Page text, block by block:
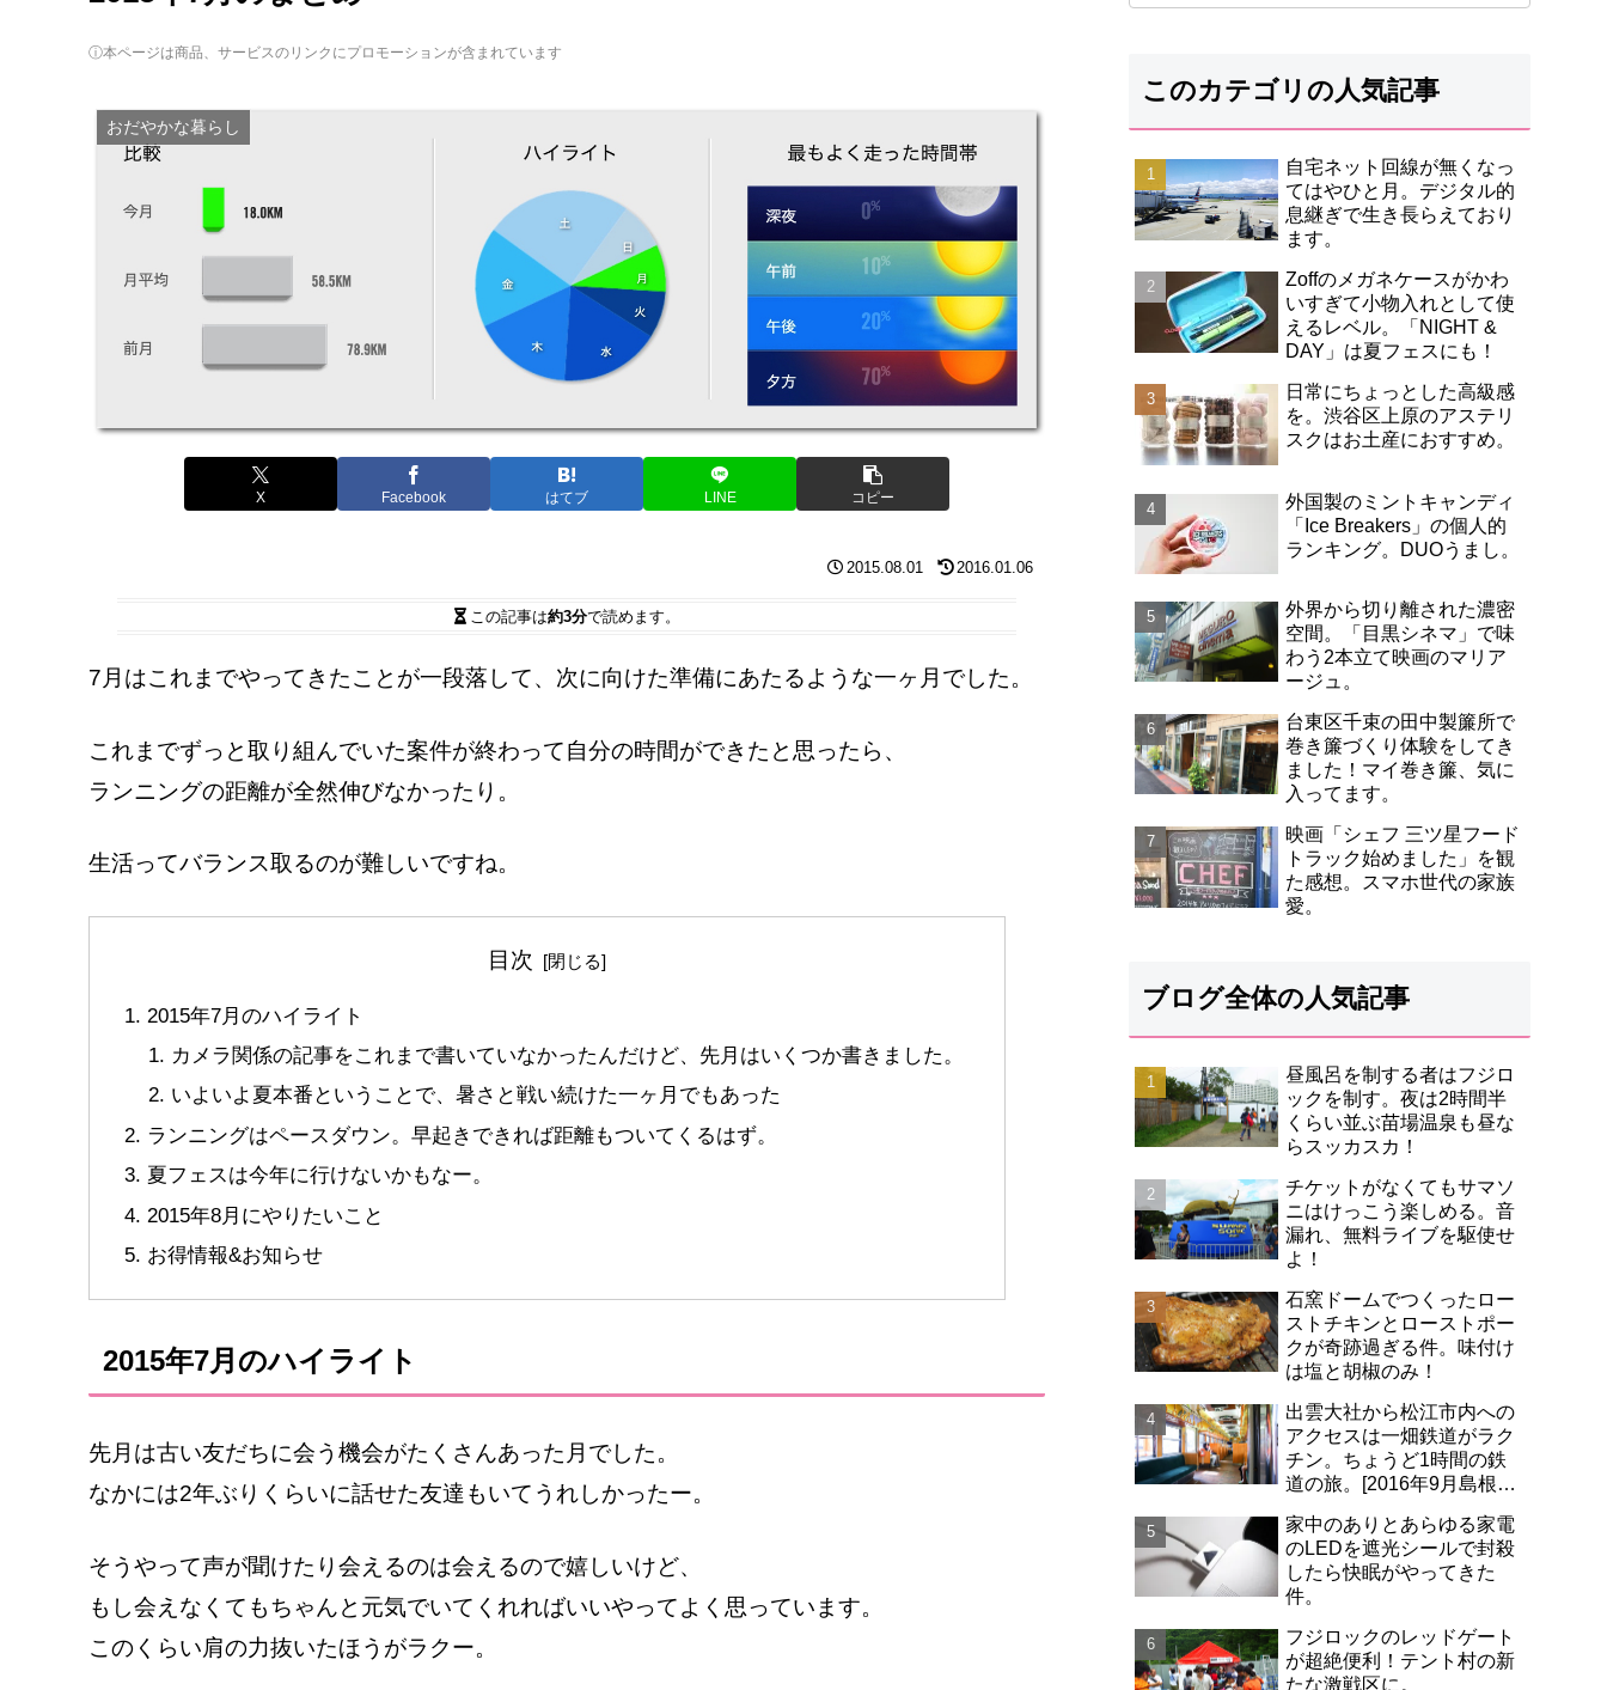
ⓘ本ページは商品、サービスのリンクにプロモーションが含まれています
おだやかな暮らし
X Facebook はてブ LINE コピー
2015.08.01 2016.01.06
この記事は約3分で読めます。
7月はこれまでやってきたことが一段落して、次に向けた準備にあたるような一ヶ月でした。
これまでずっと取り組んでいた案件が終わって自分の時間ができたと思ったら、
ランニングの距離が全然伸びなかったり。
生活ってバランス取るのが難しいですね。
目次
2015年7月のハイライト
カメラ関係の記事をこれまで書いていなかったんだけど、先月はいくつか書きました。
いよいよ夏本番ということで、暑さと戦い続けた一ヶ月でもあった
ランニングはペースダウン。早起きできれば距離もついてくるはず。
夏フェスは今年に行けないかもなー。
2015年8月にやりたいこと
お得情報&お知らせ
2015年7月のハイライト
先月は古い友だちに会う機会がたくさんあった月でした。
なかには2年ぶりくらいに話せた友達もいてうれしかったー。
そうやって声が聞けたり会えるのは会えるので嬉しいけど、
もし会えなくてもちゃんと元気でいてくれればいいやってよく思っています。
このくらい肩の力抜いたほうがラクー。
このカテゴリの人気記事
自宅ネット回線が無くなっ
てはやひと月。デジタル的
息継ぎで生き長らえており
ます。
Zoffのメガネケースがかわ
いすぎて小物入れとして使
えるレベル。「NIGHT &
DAY」は夏フェスにも！
日常にちょっとした高級感
を。渋谷区上原のアステリ
スクはお土産におすすめ。
外国製のミントキャンディ
「Ice Breakers」の個人的
ランキング。DUOうまし。
外界から切り離された濃密
空間。「目黒シネマ」で味
わう2本立て映画のマリア
ージュ。
台東区千束の田中製簾所で
巻き簾づくり体験をしてき
ました！マイ巻き簾、気に
入ってます。
映画「シェフ 三ツ星フード
トラック始めました」を観
た感想。スマホ世代の家族
愛。
ブログ全体の人気記事
昼風呂を制する者はフジロ
ックを制す。夜は2時間半
くらい並ぶ苗場温泉も昼な
らスッカスカ！
チケットがなくてもサマソ
ニはけっこう楽しめる。音
漏れ、無料ライブを駆使せ
よ！
石窯ドームでつくったロー
ストチキンとローストポー
クが奇跡過ぎる件。味付け
は塩と胡椒のみ！
出雲大社から松江市内への
アクセスは一畑鉄道がラク
チン。ちょうど1時間の鉄
道の旅。[2016年9月島根旅
家中のありとあらゆる家電
のLEDを遮光シールで封殺
したら快眠がやってきた
件。
フジロックのレッドゲート
が超絶便利！テント村の新
たな激戦区に。